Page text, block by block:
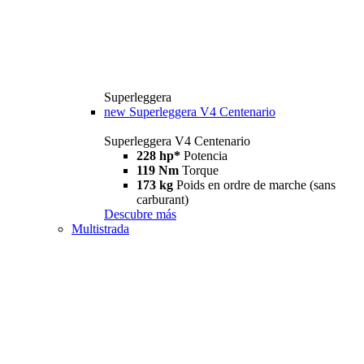
Superleggera
new Superleggera V4 Centenario
Superleggera V4 Centenario
228 hp* Potencia
119 Nm Torque
173 kg Poids en ordre de marche (sans
carburant)
Descubre más
Multistrada